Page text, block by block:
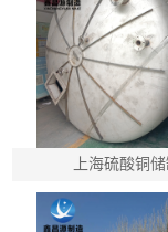
上海硫酸铜